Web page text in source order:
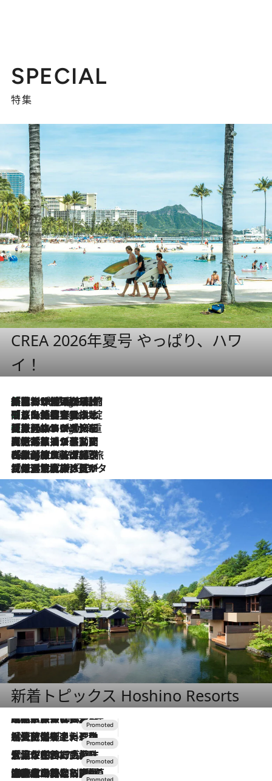
SPECIAL
特集
CREA 2026年夏号 やっぱり、ハワ
イ！
6 Hours Ago
「荷物が増えるほど旅ストレスは増す」美容ジャーナリストがたどり着いた最終結論。“化粧品を劇的に減らす”感動の凝縮美容とは
6 Hours Ago
「旅先には金髪ウィッグを持参」日本と同じメイクでは損してる!? 美容ジャーナリストが提案する“掟破りの旅美容”とは
6 Hours Ago
【厳選旅コスメ】「身軽さ＆UV対策重視！」ヘアアーティストshucoが選んだ夏旅ベストコスメを発表【Mサイズジップ】
2026.8.5
【厳選旅コスメ】国内をあちこち移動する河井菜摘が選んだ夏旅ベストコスメ発表！「リラックスアイテムはマスト」【Mサイズジップ】
2026.8.4
【厳選旅コスメ】「紫外線＆乾燥対策しながらメイク感も！」ヘア＆メイクGeorgeが選んだ夏旅ベストコスメを発表！【Mサイズジップ】
2026.8.3
【厳選旅コスメ】「保湿もタイパ重視！」“サウナ好き”タレント清水みさとが愛用する夏旅ベストコスメを発表！【Mサイズジップ】
新着トピックス Hoshino Resorts
2026.7.31
【ホテル帰省】という選択肢をOMOが提案。家族とほどよい距離を保つには「昼は実家、夜は気兼ねなくホテルで！」
2026.7.24
【夏限定ディナーコース】旬を迎える稚鮎や花ズッキーニなどをイタリア・トスカーナの郷土料理の手法で満喫！
2026.7.17
「土佐和ハーブかき氷」がOMO7高知に登場！生姜、山椒、大葉など目にも舌にも涼を呼ぶ郷土の味
2026.7.10
NEW OPEN！【界 草津】名湯の地に誕生。趣の異なる2種の温泉と上州ならではの会席・蕎麦割烹など美食を味わう究極の癒やし旅